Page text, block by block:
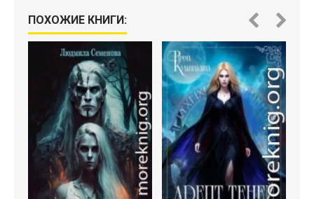
ПОХОЖИЕ КНИГИ: